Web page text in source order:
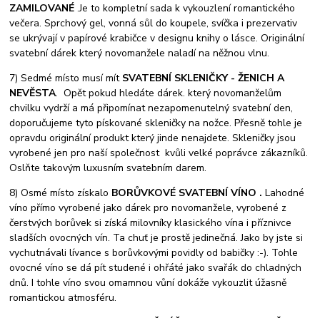
ZAMILOVANÉ .Je to kompletní sada k vykouzlení romantického
večera. Sprchový gel, vonná sůl do koupele, svíčka i prezervativ
se ukrývají v papírové krabičce v designu knihy o lásce. Originální
svatební dárek který novomanžele naladí na něžnou vlnu.
7) Sedmé místo musí mít SVATEBNÍ SKLENIČKY - ŽENICH A
NEVĚSTA. Opět pokud hledáte dárek. který novomanželům
chvilku vydrží a má připomínat nezapomenutelný svatební den,
doporučujeme tyto pískované skleničky na nožce. Přesně tohle je
opravdu originální produkt který jinde nenajdete. Skleničky jsou
vyrobené jen pro naší společnost kvůli velké poprávce zákazníků.
Oslňte takovým luxusním svatebním darem.
8) Osmé místo získalo BORŮVKOVÉ SVATEBNÍ VÍNO . Lahodné
víno přímo vyrobené jako dárek pro novomanžele, vyrobené z
čerstvých borůvek si získá milovníky klasického vína i příznivce
sladších ovocných vín. Ta chuť je prostě jedinečná. Jako by jste si
vychutnávali lívance s borůvkovými povidly od babičky :-). Tohle
ovocné víno se dá pít studené i ohřáté jako svařák do chladných
dnů. I tohle víno svou omamnou vůní dokáže vykouzlit úžasně
romantickou atmosféru.